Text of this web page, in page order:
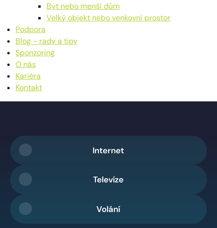
Byt nebo menší dům
Velký objekt nebo venkovní prostor
Podpora
Blog - rady a tipy
Sponzoring
O nás
Kariéra
Kontakt
Internet
Televize
Volání